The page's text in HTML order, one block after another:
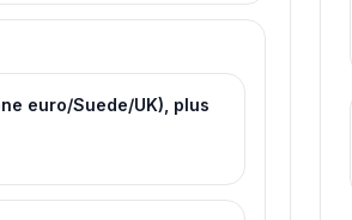
euro/Suede/UK), plus